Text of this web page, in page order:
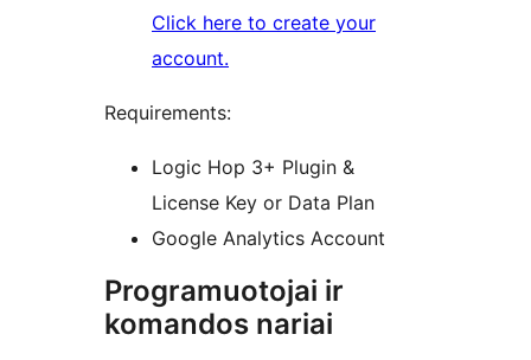
Click here to create your
account.
Requirements:
Logic Hop 3+ Plugin &
License Key or Data Plan
Google Analytics Account
Programuotojai ir
komandos nariai